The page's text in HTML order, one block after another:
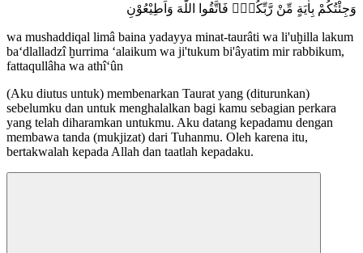
وَجِئْتُكُمْ بِاٰيَةٍ مِّنْ رَّبِّكُمْۗ فَاتَّقُوا اللّٰهَ وَاَطِيْعُوْنِ
wa mushaddiqal limâ baina yadayya minat-taurâti wa li'uḫilla lakum
ba‘dlalladzî ḫurrima ‘alaikum wa ji'tukum bi'âyatim mir rabbikum,
fattaqullâha wa athî‘ûn
(Aku diutus untuk) membenarkan Taurat yang (diturunkan)
sebelumku dan untuk menghalalkan bagi kamu sebagian perkara
yang telah diharamkan untukmu. Aku datang kepadamu dengan
membawa tanda (mukjizat) dari Tuhanmu. Oleh karena itu,
bertakwalah kepada Allah dan taatlah kepadaku.